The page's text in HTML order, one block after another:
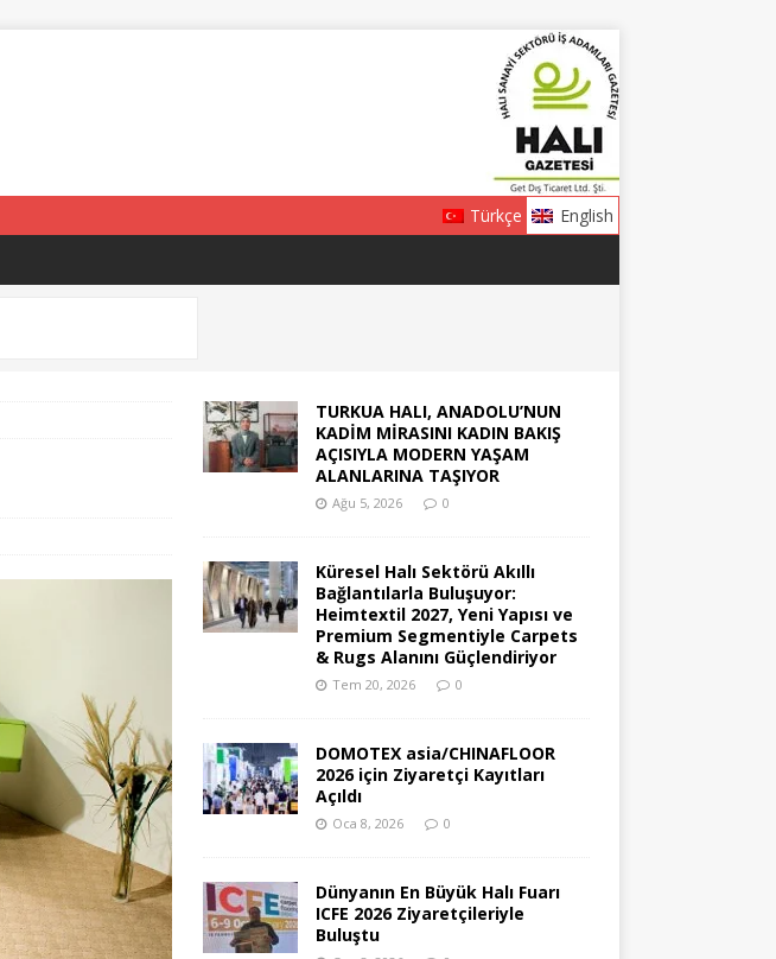
Türkçe
English
TURKUA HALI, ANADOLU’NUN
KADİM MİRASINI KADIN BAKIŞ
AÇISIYLA MODERN YAŞAM
ALANLARINA TAŞIYOR
Ağu 5, 2026 0
Küresel Halı Sektörü Akıllı
Bağlantılarla Buluşuyor:
Heimtextil 2027, Yeni Yapısı ve
Premium Segmentiyle Carpets
& Rugs Alanını Güçlendiriyor
Tem 20, 2026 0
DOMOTEX asia/CHINAFLOOR
2026 için Ziyaretçi Kayıtları
Açıldı
Oca 8, 2026 0
Dünyanın En Büyük Halı Fuarı
ICFE 2026 Ziyaretçileriyle
Buluştu